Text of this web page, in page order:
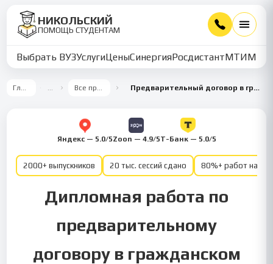
НИКОЛЬСКИЙ
ПОМОЩЬ СТУДЕНТАМ
Выбрать ВУЗУслугиЦеныСинергияРосдистантМТИММУ
Главная … Все предметы Предварительный договор в гражданском праве
Яндекс — 5.0/5Zoon — 4.9/5Т-Банк — 5.0/5
2000+ выпускников 20 тыс. сессий сдано 80%+ работ на
Дипломная работа по
предварительному
договору в гражданском